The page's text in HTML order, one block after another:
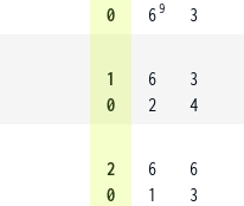
0
69
3
1
0
6
2
3
4
2
0
6
1
6
3